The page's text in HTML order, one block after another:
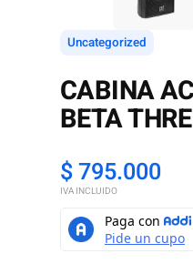
Uncategorized
CABINA
BETA
$795.000
IVA INCLUIDO